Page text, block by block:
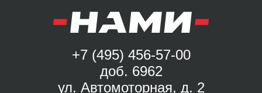
+7 (495) 456-57-00
доб. 6962
ул. Автомоторная, д. 2